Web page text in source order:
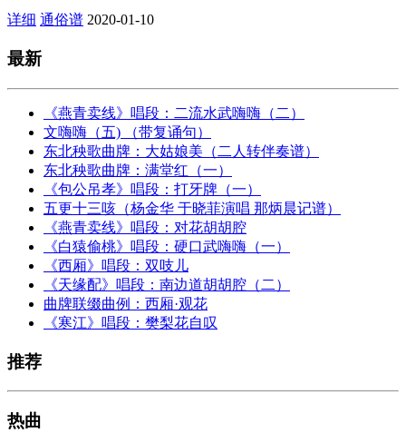
详细 通俗谱 2020-01-10
最新
《燕青卖线》唱段：二流水武嗨嗨（二）
文嗨嗨（五) （带复诵句）
东北秧歌曲牌：大姑娘美（二人转伴奏谱）
东北秧歌曲牌：满堂红（一）
《包公吊孝》唱段：打牙牌（一）
五更十三咳（杨金华 于晓菲演唱 那炳晨记谱）
《燕青卖线》唱段：对花胡胡腔
《白猿偷桃》唱段：硬口武嗨嗨（一）
《西厢》唱段：双吱儿
《天缘配》唱段：南边道胡胡腔（二）
曲牌联缀曲例：西厢·观花
《寒江》唱段：樊梨花自叹
推荐
热曲